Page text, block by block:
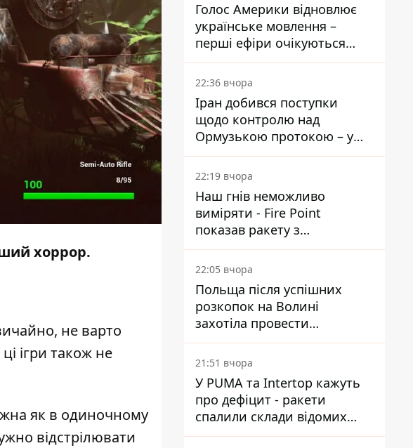
хоррор.
не варто
ігри також не
як в одиночному
відстрілювати
Голос Америки відновлює
українське мовлення –
перші ефіри очікуються
наступного тижня
22:36 вчора
Іран добився поступки
щодо контролю над
Ормузькою протокою – у
Reuters розкрили деталі
22:19 вчора
Наш гнів неможливо
виміряти - Fire Point
показав ракету з
загадковою позначкою 723
22:05 вчора
Польща після успішних
розкопок на Волині
захотіла провести
ексгумацію у нових місцях
21:51 вчора
У PUMA та Intertop кажуть
про дефіцит - ракети
спалили склади відомих
брендів